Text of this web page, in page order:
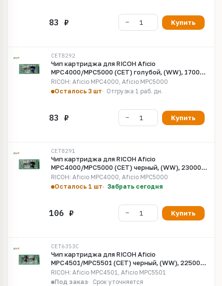
Купить
CET8292
Чип картриджа для RICOH Aficio
MPC4000/MPC5000 (CET) голубой, (WW), 17000
стр., CET8292
RICOH: Aficio MPC4000, Aficio MPC5000
Осталось 3 шт
Отгрузка 1 раб. дн.
Купить
CET8291
Чип картриджа для RICOH Aficio
MPC4000/MPC5000 (CET) черный, (WW), 23000
стр., CET8291
RICOH: Aficio MPC4000, Aficio MPC5000
Осталось 1 шт
Забрать сегодня
Купить
CET6353C
Чип картриджа для RICOH Aficio
MPC4501/MPC5501 (CET) черный, (WW), 22500
стр., CET6353C
RICOH: Aficio MPC4501, Aficio MPC5501
Под заказ
Срок уточняется